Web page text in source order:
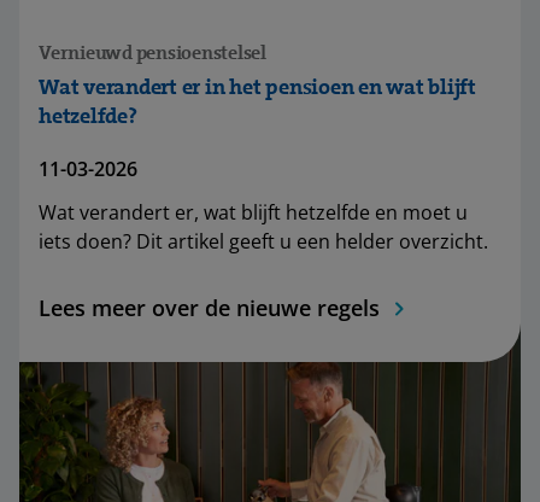
Wat verandert er in het pensioen en wat blijft
hetzelfde?
Vernieuwd pensioenstelsel
11-03-2026
Wat verandert er, wat blijft hetzelfde en moet u
iets doen? Dit artikel geeft u een helder overzicht.
Lees meer over de nieuwe regels